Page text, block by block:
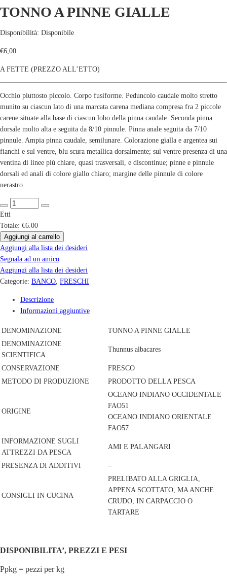
TONNO A PINNE GIALLE
Disponibilità: Disponibile
€6,00
A FETTE (PREZZO ALL’ETTO)
Occhio piuttosto piccolo. Corpo fusiforme. Peduncolo caudale molto stretto
munito su ciascun lato di una marcata carena mediana compresa fra 2 piccole
carene situate alla base di ciascun lobo della pinna caudale. Seconda pinna
dorsale molto alta e seguita da 8/10 pinnule. Pinna anale seguita da 7/10
pinnule. Ampia pinna caudale, semilunare. Colorazione gialla e argentea sui
fianchi e sul ventre, blu scura metallica dorsalmente; sul ventre presenza di una
ventina di linee più chiare, quasi trasversali, e discontinue; pinne e pinnule
dorsali ed anali di colore giallo chiaro; margine delle pinnule di colore
nerastro.
Etti
Totale: €6.00
Aggiungi al carrello
Aggiungi alla lista dei desideri
Segnala ad un amico
Aggiungi alla lista dei desideri
Categorie: BANCO, FRESCHI
Descrizione
Informazioni aggiuntive
DENOMINAZIONE
TONNO A PINNE GIALLE
DENOMINAZIONE
SCIENTIFICA
Thunnus albacares
CONSERVAZIONE
FRESCO
METODO DI PRODUZIONE
PRODOTTO DELLA PESCA
ORIGINE
OCEANO INDIANO OCCIDENTALE
FAO51
OCEANO INDIANO ORIENTALE
FAO57
INFORMAZIONE SUGLI
ATTREZZI DA PESCA
AMI E PALANGARI
PRESENZA DI ADDITIVI –
CONSIGLI IN CUCINA
PRELIBATO ALLA GRIGLIA,
APPENA SCOTTATO, MA ANCHE
CRUDO, IN CARPACCIO O
TARTARE
DISPONIBILITA’, PREZZI E PESI
Ppkg = pezzi per kg